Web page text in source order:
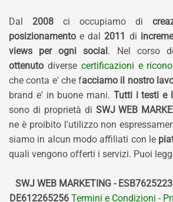
Dal 2008 ci occupiamo di
posizionamento e dal 2011 di
views per ogni social. Nel corso
ottenuto diverse certificazioni e
che conta e' che facciamo il nostro
brand e' in buone mani. Tutti i testi e
sono di proprietà di SWJ WEB
ne è proibito l'utilizzo non
siamo in alcun modo affiliati con le
quali vengono offerti i servizi. Puoi
SWJ WEB MARKETING -
DE612265256 Termini e Condizioni -